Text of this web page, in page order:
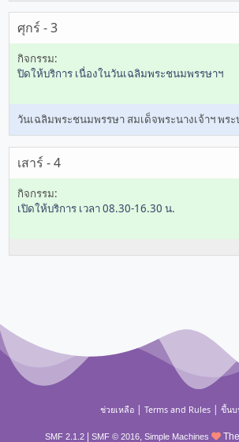
ศุกร์ - 3
ปิดให้บริการ เนื่องในวันเฉลิมพระชนมพรรษาฯ
วันเฉลิมพระชนมพรรษา สมเด็จพระนางเจ้าฯ พร
เสาร์ - 4
เปิดให้บริการ เวลา 08.30-16.30 น.
ช่วยเหลือ| Terms and Rules| ขึ้น
SMF 2.1.2 SMF © 2016, Simple Machines